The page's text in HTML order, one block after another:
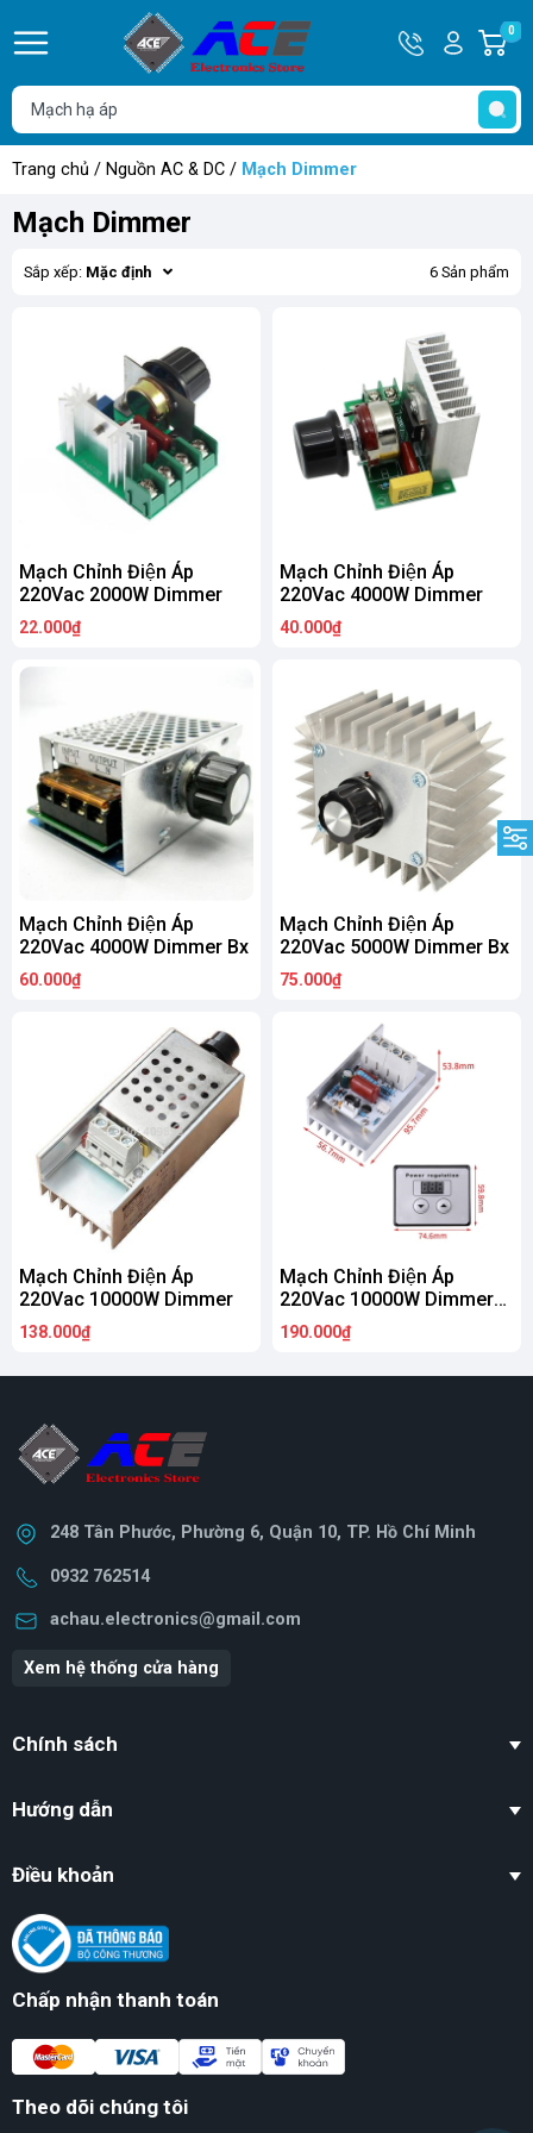
Hotline
0932
762514
Tài
khoản
Hello,
Khách
0
Trang chủ / Nguồn AC & DC / Mạch Dimmer
Mạch Dimmer
Sắp xếp: Mặc định 6 Sản phẩm
Mạch Chỉnh Điện Áp
220Vac 2000W Dimmer
22.000₫
Mạch Chỉnh Điện Áp
220Vac 4000W Dimmer
40.000₫
Mạch Chỉnh Điện Áp
220Vac 4000W Dimmer Bx
60.000₫
Mạch Chỉnh Điện Áp
220Vac 5000W Dimmer Bx
75.000₫
Mạch Chỉnh Điện Áp
220Vac 10000W Dimmer
138.000₫
Mạch Chỉnh Điện Áp
220Vac 10000W Dimmer
DG
190.000₫
248 Tân Phước, Phường 6, Quận 10, TP. Hồ Chí Minh
0932 762514
achau.electronics@gmail.com
Xem hệ thống cửa hàng
Chính sách
Hướng dẫn
Điều khoản
Chấp nhận thanh toán
Theo dõi chúng tôi